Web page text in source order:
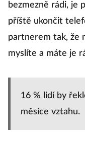
bezmezně rádi, je
příště ukončit
partnerem tak, že
myslíte a máte je
16 % lidí by
měsíce vztahu.